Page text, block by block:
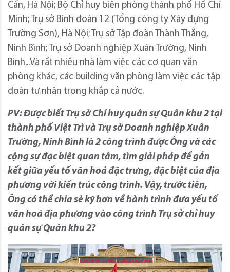
Cấn, Hà Nội; Bộ Chỉ huy biên phòng thành phố Hồ Chí
Minh; Trụ sở Binh đoàn 12 (Tổng công ty Xây dựng
Trường Sơn), Hà Nội; Trụ sở Tập đoàn Thành Thắng,
Ninh Bình; Trụ sở Doanh nghiệp Xuân Trường, Ninh
Bình...Và rất nhiều nhà làm việc các cơ quan văn
phòng khác, các building văn phòng làm việc các tập
đoàn tư nhân trong khắp cả nước.
PV: Được biết Trụ sở Chỉ huy quân sự Quân khu 2 tại
thành phố Việt Trì và Trụ sở Doanh nghiệp Xuân
Trường, Ninh Bình là 2 công trình được Ông và các
cộng sự đặc biệt quan tâm, tìm giải pháp để gắn
kết giữa yếu tố văn hoá đặc trưng, đặc biệt của địa
phương với kiến trúc công trình. Vậy, trước tiên,
Ông có thể chia sẻ kỹ hơn về hành trình đưa yếu tố
văn hoá địa phương vào công trình Trụ sở chỉ huy
quân sự Quân khu 2?